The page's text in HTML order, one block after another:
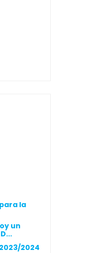
la
un
2024